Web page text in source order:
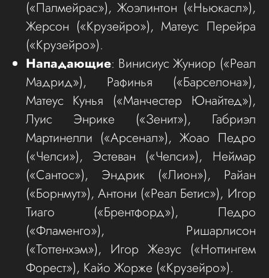
(«Палмейрас»), Жоэлинтон («Ньюкасл»),
Жерсон («Крузейро»), Матеус Перейра
(«Крузейро»).
Нападающие: Винисиус Жуниор («Реал
Мадрид»), Рафинья («Барселона»),
Матеус Кунья («Манчестер Юнайтед»),
Луис Энрике («Зенит»), Габриэл
Мартинелли («Арсенал»), Жоао Педро
(«Челси»), Эстеван («Челси»), Неймар
(«Сантос»), Эндрик («Лион»), Райан
(«Борнмут»), Антони («Реал Бетис»), Игор
Тиаго («Брентфорд»), Педро
(«Фламенго»), Ришарлисон
(«Тоттенхэм»), Игор Жезус («Ноттингем
Форест»), Кайо Жорже («Крузейро»).